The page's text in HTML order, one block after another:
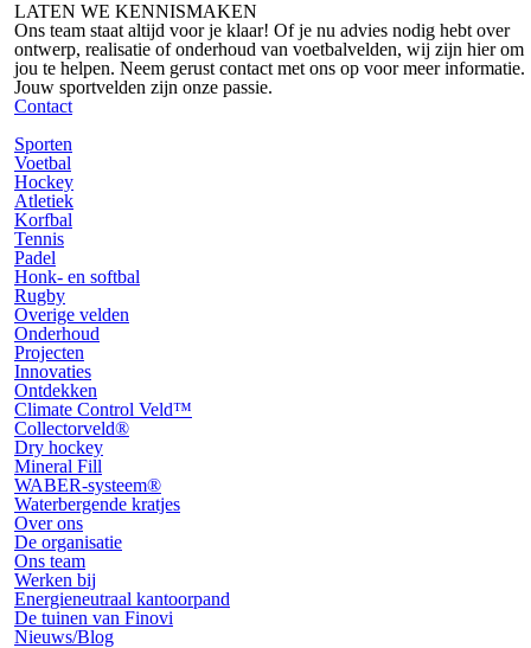
LATEN WE KENNISMAKEN
Ons team staat altijd voor je klaar! Of je nu advies nodig hebt over
ontwerp, realisatie of onderhoud van voetbalvelden, wij zijn hier om
jou te helpen. Neem gerust contact met ons op voor meer informatie.
Jouw sportvelden zijn onze passie.
Contact
Sporten
Voetbal
Hockey
Atletiek
Korfbal
Tennis
Padel
Honk- en softbal
Rugby
Overige velden
Onderhoud
Projecten
Innovaties
Ontdekken
Climate Control Veld™
Collectorveld®
Dry hockey
Mineral Fill
WABER-systeem®
Waterbergende kratjes
Over ons
De organisatie
Ons team
Werken bij
Energieneutraal kantoorpand
De tuinen van Finovi
Nieuws/Blog